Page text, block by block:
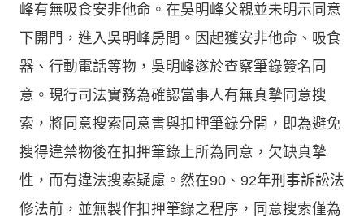
峰有無吸食安非他命。在吳明峰父親並未明示同意
下開門，進入吳明峰房間。因起獲安非他命、吸食
器、行動電話等物，吳明峰遂於查察筆錄簽名同
意。現行司法實務為確認當事人有無真摯同意搜
索，將同意搜索同意書與扣押筆錄分開，即為避免
搜得違禁物後在扣押筆錄上所為同意，欠缺真摯
性，而有違法搜索疑慮。然在90、92年刑事訴訟法
修法前，並無製作扣押筆錄之程序，同意搜索僅為